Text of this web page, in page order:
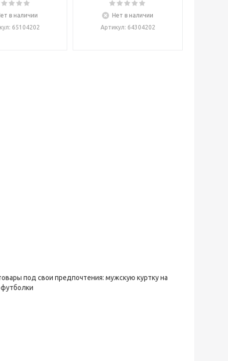
в наличии
: 65104202
Нет в наличии
Артикул: 64304202
под свои предпочтения: мужскую куртку на